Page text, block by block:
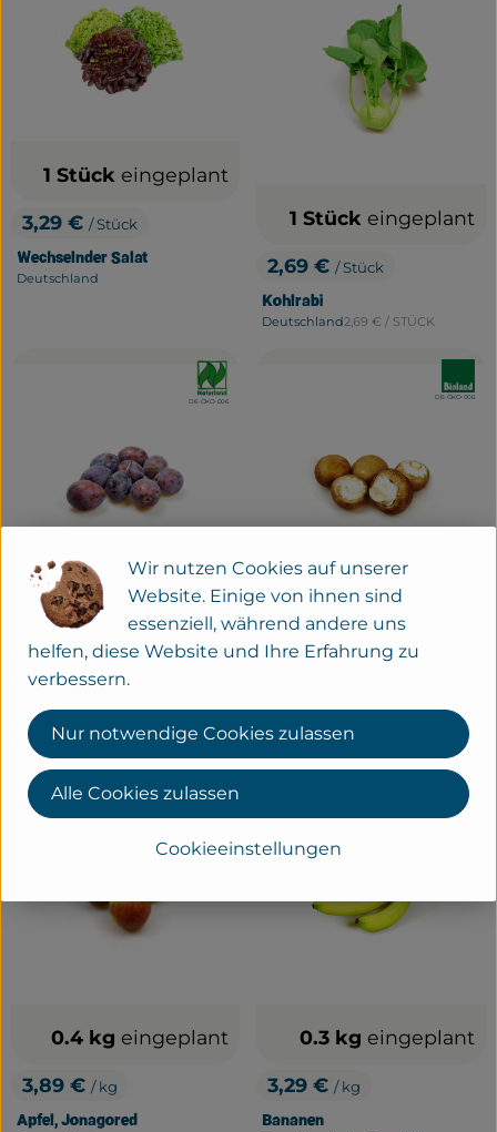
, Preis:
3,29 € / Stück
Wechselnder Salat
, Herkunft:
Deutschland
1 Stück eingeplant
, Preis:
2,69 €/ Stück
Kohlrabi
, Herkunft:
Deutschland, Referenzpreis:
2,69 €/ STÜCK
1 Stück eingeplant
, Preis:
6,49 €/ kg
Zwetschgen
, Herkunft:
Deutschland
0.25 kg eingeplant
, Verband:
, Kontrollstelle:
DE-ÖKO-006
Steinchampignons
, Herkunft:
Deutschland
0.2 kgeingeplant
, Kontrollstelle:
DE-ÖKO-006
, Preis:
3,89 € / kg
Apfel, Jonagored
0.4 kg eingeplant
, Kontrollstelle:
DE-ÖKO-006
, Preis:
3,29 €/ kg
Bananen
0.3 kg eingeplant
,
, Kontrollstelle:
DE-ÖKO-006
Wir nutzen Cookies auf unserer
Website. Einige von ihnen sind
essenziell, während andere uns
helfen, diese Website und Ihre Erfahrung zu
verbessern.
Cookieeinstellungen
Nur notwendige Cookies zulassen
Alle Cookies zulassen